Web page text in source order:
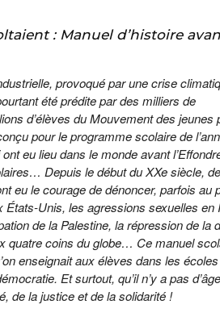
: Manuel d’histoire
provoqué par une crise
été prédite par des milliers de
d’élèves du Mouvement des jeunes
pour le programme scolaire de
eu lieu dans le monde avant
Depuis le début du XXe siècle,
eu le courage de dénoncer, parfois au
Unis, les agressions sexuelles en
de la Palestine, la répression de la
quatre coins du globe… Ce manuel
enseignait aux élèves dans les
Et surtout, qu’il n’y a pas
de la justice et de la solidarité !